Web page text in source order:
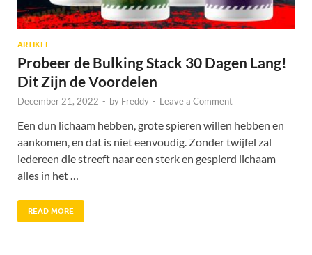
ARTIKEL
Probeer de Bulking Stack 30 Dagen Lang!
Dit Zijn de Voordelen
December 21, 2022 - by Freddy - Leave a Comment
Een dun lichaam hebben, grote spieren willen hebben en
aankomen, en dat is niet eenvoudig. Zonder twijfel zal
iedereen die streeft naar een sterk en gespierd lichaam
alles in het …
READ MORE